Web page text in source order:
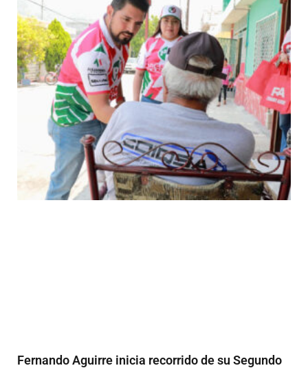
Fernando Aguirre inicia recorrido de su Segundo